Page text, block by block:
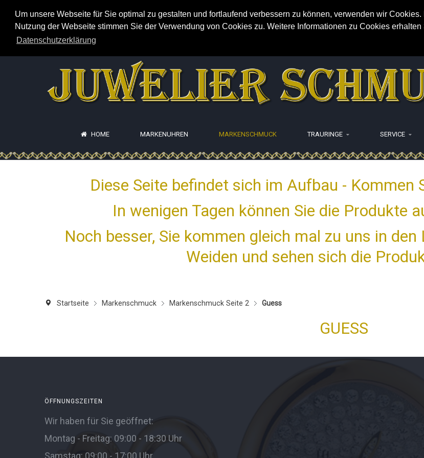
Um unsere Webseite für Sie optimal zu gestalten und fortlaufend verbessern zu können, verwenden wir
Nutzung der Webseite stimmen Sie der Verwendung von Cookies zu. Weitere Informationen zu Cookies
Datenschutzerklärung
HOME MARKENUHREN MARKENSCHMUCK TRAURINGE SERVICE
Diese Seite befindet sich im Aufbau - Kommen
In wenigen Tagen können Sie die Produkte
Noch besser, Sie kommen gleich mal zu uns in
Weiden und sehen sich die
Startseite Markenschmuck Markenschmuck Seite 2 Guess
GUESS
ÖFFNUNGSZEITEN
Wir haben für Sie geöffnet:
Montag - Freitag: 09:00 - 18:30 Uhr
Samstag: 09:00 - 17:00 Uhr